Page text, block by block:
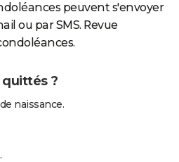
peuvent s'envoyer
ou par SMS. Revue
quittés ?
naissance.